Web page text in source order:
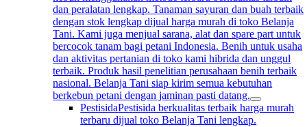
dan peralatan lengkap. Tanaman sayuran dan buah terbaik
dengan stok lengkap dijual harga murah di toko Belanja
Tani. Kami juga menjual sarana, alat dan spare part untuk
bercocok tanam bagi petani Indonesia. Benih untuk usaha
dan aktivitas pertanian di toko kami hibrida dan unggul
terbaik. Produk hasil penelitian perusahaan benih terbaik
nasional. Belanja Tani siap kirim semua kebutuhan
berkebun petani dengan jaminan pasti datang.
PestisidaPestisida berkualitas terbaik harga murah
terbaru dijual toko Belanja Tani lengkap.